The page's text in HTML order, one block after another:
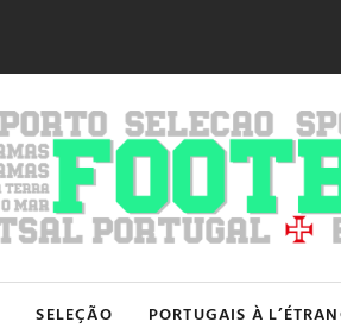
SELEÇÃO PORTUGAIS À